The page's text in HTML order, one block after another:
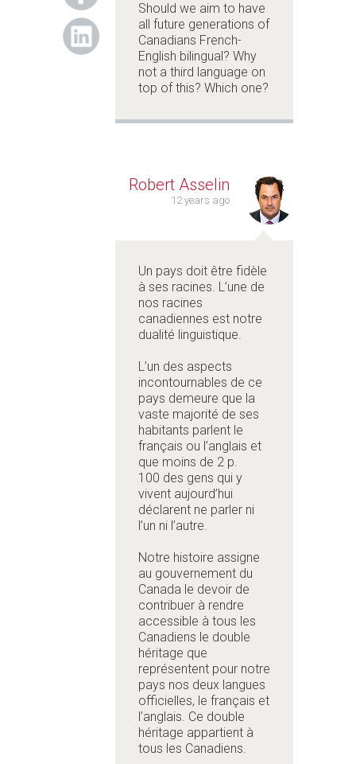
Should we aim to have
all future generations of
Canadians French-
English bilingual? Why
not a third language on
top of this? Which one?
Robert Asselin
12 years ago
Un pays doit être fidèle
à ses racines. L’une de
nos racines
canadiennes est notre
dualité linguistique.
L’un des aspects
incontournables de ce
pays demeure que la
vaste majorité de ses
habitants parlent le
français ou l’anglais et
que moins de 2 p.
100 des gens qui y
vivent aujourd’hui
déclarent ne parler ni
l’un ni l’autre.
Notre histoire assigne
au gouvernement du
Canada le devoir de
contribuer à rendre
accessible à tous les
Canadiens le double
héritage que
représentent pour notre
pays nos deux langues
officielles, le français et
l’anglais. Ce double
héritage appartient à
tous les Canadiens.